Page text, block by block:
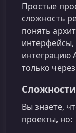
Простые
сложность
понять
интерфейсы,
интеграцию
только
Вы знаете,
проекты, но: